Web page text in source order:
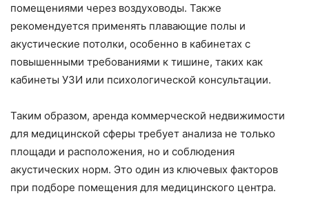
помещениями через воздуховоды. Также
рекомендуется применять плавающие полы и
акустические потолки, особенно в кабинетах с
повышенными требованиями к тишине, таких как
кабинеты УЗИ или психологической консультации.
Таким образом, аренда коммерческой недвижимости
для медицинской сферы требует анализа не только
площади и расположения, но и соблюдения
акустических норм. Это один из ключевых факторов
при подборе помещения для медицинского центра.